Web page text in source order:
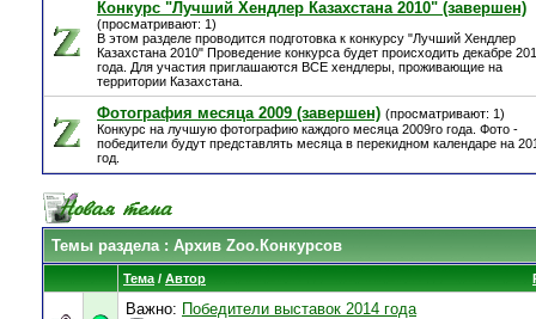
Конкурс "Лучший Хендлер Казахстана 2010" (завершен)
(просматривают: 1)
В этом разделе проводится подготовка к конкурсу "Лучший Хендлер
Казахстана 2010" Проведение конкурса будет происходить декабре
года. Для участия приглашаются ВСЕ хендлеры, проживающие на
территории Казахстана.
Фотография месяца 2009 (завершен) (просматривают: 1)
Конкурс на лучшую фотографию каждого месяца 2009го года. Фото -
победители будут представлять месяца в перекидном календаре на
год.
Темы раздела: Архив Zoo.Конкурсов
Тема / Автор
Важно: Победители выставок 2014 года